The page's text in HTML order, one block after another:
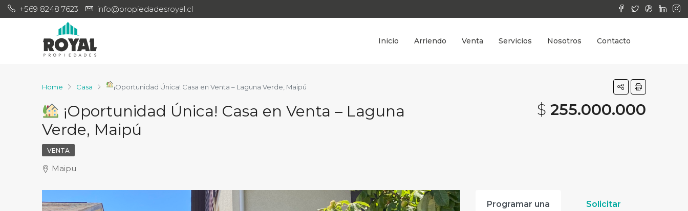
+569 8248 7623 info@propiedadesroyal.cl
Inicio Arriendo Venta Servicios Nosotros Contacto
Home Casa ¡Oportunidad Única! Casa en Venta – Laguna Verde, Maipú
¡Oportunidad Única! Casa en Venta – Laguna
Verde, Maipú
$ 255.000.000‎
VENTA
Maipu
Programar una
Solicitar